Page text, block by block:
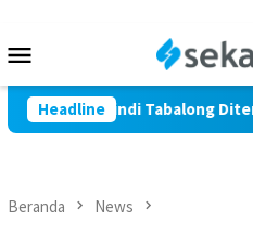
konten
Mobile
Headline
Marindi Tabalong
Beranda News